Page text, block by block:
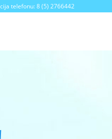
telefonu: 8 (5) 2766442